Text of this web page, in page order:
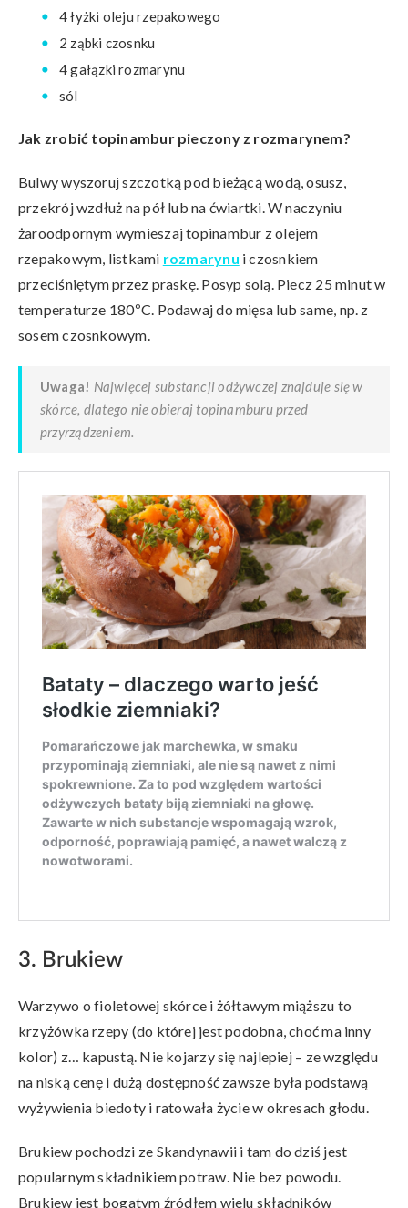
4 łyżki oleju rzepakowego
2 ząbki czosnku
4 gałązki rozmarynu
sól
Jak zrobić topinambur pieczony z rozmarynem?
Bulwy wyszoruj szczotką pod bieżącą wodą, osusz,
przekrój wzdłuż na pół lub na ćwiartki. W naczyniu
żaroodpornym wymieszaj topinambur z olejem
rzepakowym, listkami rozmarynu i czosnkiem
przeciśniętym przez praskę. Posyp solą. Piecz 25 minut w
temperaturze 180ºC. Podawaj do mięsa lub same, np. z
sosem czosnkowym.
Uwaga! Najwięcej substancji odżywczej znajduje się w
skórce, dlatego nie obieraj topinamburu przed
przyrządzeniem.
3. Brukiew
Warzywo o fioletowej skórce i żółtawym miąższu to
krzyżówka rzepy (do której jest podobna, choć ma inny
kolor) z… kapustą. Nie kojarzy się najlepiej – ze względu
na niską cenę i dużą dostępność zawsze była podstawą
wyżywienia biedoty i ratowała życie w okresach głodu.
Brukiew pochodzi ze Skandynawii i tam do dziś jest
popularnym składnikiem potraw. Nie bez powodu.
Brukiew jest bogatym źródłem wielu składników